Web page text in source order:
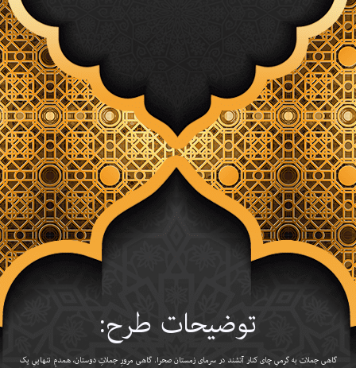
توضیحات طرح:
گاهی جملات به گرمیِ چای کنار آتشند در سرمای زمستان صحرا. گاهی مرورِ جملاتِ دوستان، همدمِ تنهاییِ یک